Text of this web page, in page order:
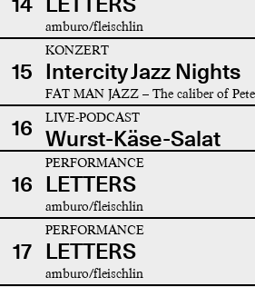
amburo/fleischlin
15
KONZERT
Intercity Jazz Nights
FAT MAN JAZZ – The caliber of
16 LIVE-PODCAST
Wurst-Käse-Salat
16
PERFORMANCE
LETTERS
amburo/fleischlin
17
PERFORMANCE
LETTERS
amburo/fleischlin